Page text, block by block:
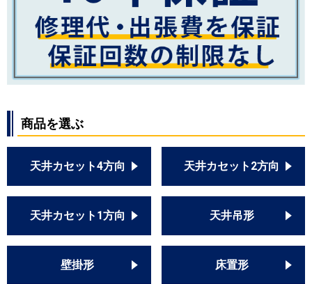
商品を選ぶ
天井カセット4方向 天井カセット2方向
天井カセット1方向 天井吊形
壁掛形 床置形